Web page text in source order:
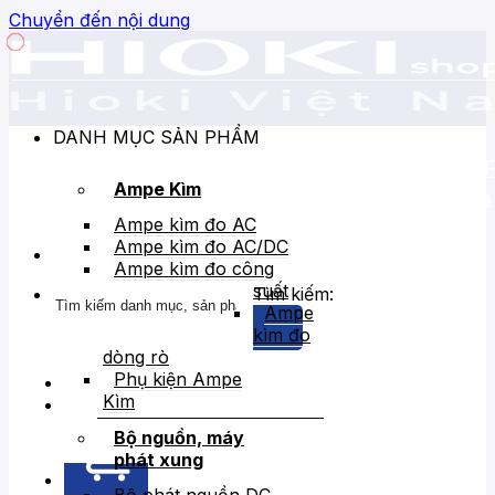
Chuyển đến nội dung
Tìm kiếm:
DANH MỤC SẢN PHẨM
Ampe Kìm
Ampe kìm đo AC
Ampe kìm đo AC/DC
Ampe kìm đo công
suất
Ampe
kìm đo
dòng rò
Phụ kiện Ampe
Kìm
Bộ nguồn, máy
phát xung